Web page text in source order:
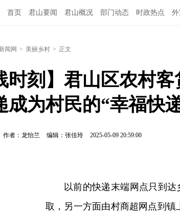
首页 君山要闻 君山概况 部门动态 时政热点
闻网 > 美丽乡村 > 正文
时刻】君山区农村
成为村民的“幸福快
作者：龙怡兰 编辑：张佳玲 2025-05-09 20:59:00
以前的快递末端网点只到
取，另一方面由村商超网点到镇